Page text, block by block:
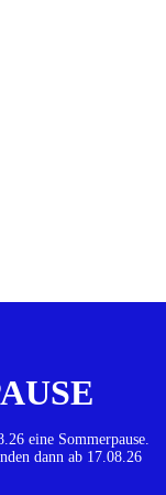
eine Sommerpause.
dann ab 17.08.26